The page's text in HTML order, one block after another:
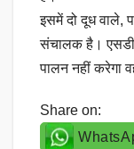
इसमें दो दूध वाले,
संचालक है।
पालन नहीं करेगा
Share on: